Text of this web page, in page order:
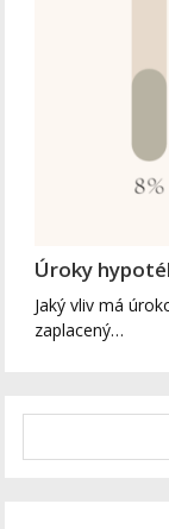
Úroky
Jaký vliv má
zaplacený…